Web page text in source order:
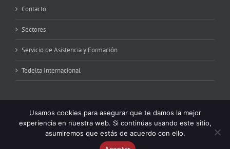
Contacto
Sectores
Servicio de Asistencia y Formación
Tedelta Internacional
Copyright 2015 Tedelta | All Rights Reserved | Powered by
Usamos cookies para asegurar que te damos la mejor
experiencia en nuestra web. Si continúas usando este sitio,
asumiremos que estás de acuerdo con ello.